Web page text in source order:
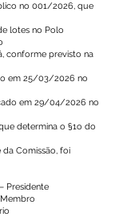
no 001/2026, que
lotes no Polo
conforme previsto na
em 25/03/2026 no
em 29/04/2026 no
determina o §1o do
da Comissão, foi
Presidente